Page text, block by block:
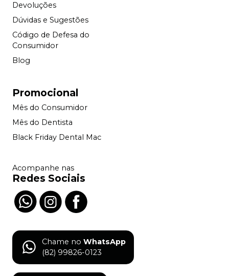
Devoluções
Dúvidas e Sugestões
Código de Defesa do
Consumidor
Blog
Promocional
Mês do Consumidor
Mês do Dentista
Black Friday Dental Mac
Acompanhe nas
Redes Sociais
Chame no WhatsApp
(82) 99826-0123